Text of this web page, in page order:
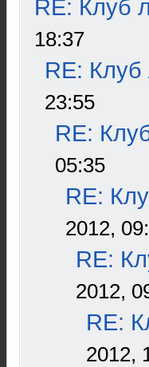
RE: Клуб
18:37
RE:
23:55
RE:
05:35
RE:
2012,
RE:
2012,
RE:
2012,